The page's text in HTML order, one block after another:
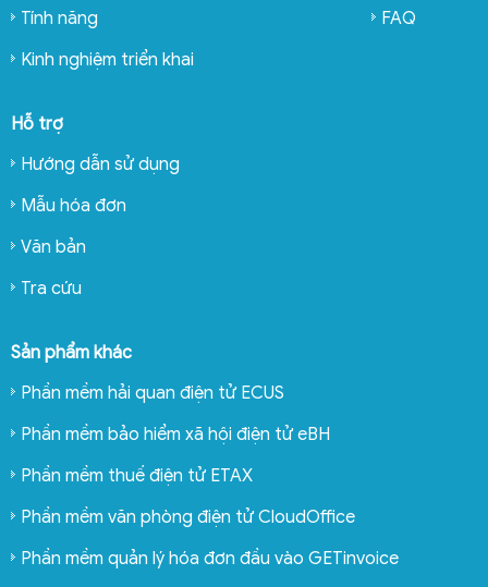
Tính năng
Kinh nghiệm triển khai
FAQ
Hỗ trợ
Hướng dẫn sử dụng
Mẫu hóa đơn
Văn bản
Tra cứu
Sản phẩm khác
Phần mềm hải quan điện tử ECUS
Phần mềm bảo hiểm xã hội điện tử eBH
Phần mềm thuế điện tử ETAX
Phần mềm văn phòng điện tử CloudOffice
Phần mềm quản lý hóa đơn đầu vào GETinvoice